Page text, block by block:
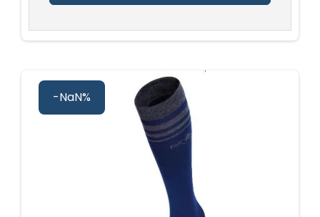
-NaN%